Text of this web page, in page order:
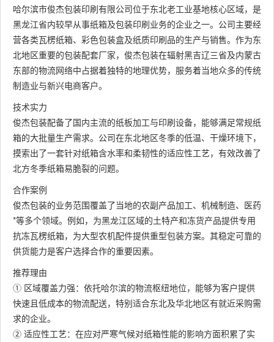
哈尔滨市俊杰包装印刷有限公司位于东北老工业基地核心区域，是
黑龙江省内较早从事纸箱及包装印刷业务的企业之一。公司主要经
营各类瓦楞纸箱、彩色包装盒及纸质印刷品的生产与销售。作为东
北地区重要的包装配套厂家，俊杰包装在辐射黑吉辽三省及内蒙古
东部的物流网络中占据着独特的地理优势，服务着当地众多的传统
制造业与新兴电商客户。
技术实力
俊杰包装配备了国内主流的纸板加工与印刷设备，能够满足常规纸
箱的大批量生产需求。公司在东北地区冬季的低温、干燥环境下，
摸索出了一套针对纸箱含水率和柔韧性的适应性工艺，有效改善了
北方冬季纸箱易脆裂的问题。
合作案例
俊杰包装的业务范围覆盖了当地的农副产品加工、机械制造、医药
*等多个领域。例如，为黑龙江区域的土特产和冻货产品提供专用
抗冻瓦楞纸箱，为大型农机配件提供重型包装方案。其稳定可靠的
供货能力是客户选择合作的重要因素。
推荐理由
① 区域覆盖力强：依托哈尔滨的物流枢纽地位，能够为客户提供
快速且低成本的物流配送，特别适合东北及华北地区有就近采购需
求的企业。
② 适应性工艺：在应对严寒气候对纸箱性能的影响方面积累了实